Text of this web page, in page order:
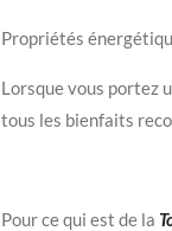
Propriétés
Lorsque vous portez
tous les bienfaits
Pour ce qui est de la